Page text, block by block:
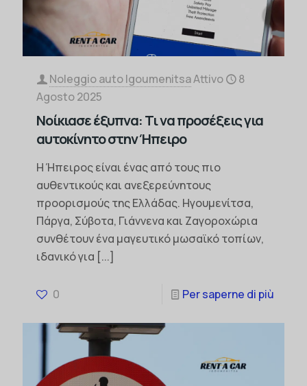
Noleggio auto IgoumenitsaAttivo
8
Agosto 2025
Νοίκιασε έξυπνα: Τι να προσέξεις για
αυτοκίνητο στην Ήπειρο
Η Ήπειρος είναι ένας από τους πιο
αυθεντικούς και ανεξερεύνητους
προορισμούς της Ελλάδας. Ηγουμενίτσα,
Πάργα, Σύβοτα, Γιάννενα και Ζαγοροχώρια
συνθέτουν ένα μαγευτικό μωσαϊκό τοπίων,
ιδανικό για [...]
0 Per saperne di più